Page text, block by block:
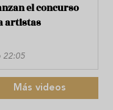
el concurso
artistas
22:05
Más videos